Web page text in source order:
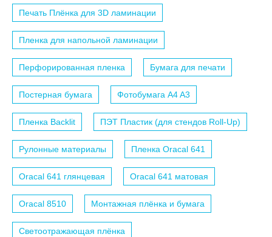
Печать Плёнка для 3D ламинации
Пленка для напольной ламинации
Перфорированная пленка Бумага для печати
Постерная бумага Фотобумага A4 A3
Пленка Backlit ПЭТ Пластик (для стендов Roll-Up)
Рулонные материалы Пленка Oracal 641
Oracal 641 глянцевая Oracal 641 матовая
Oracal 8510 Монтажная плёнка и бумага
Светоотражающая плёнка